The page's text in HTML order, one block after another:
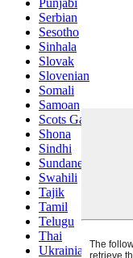
Serbian
Sesotho
Sinhala
Slovak
Slovenian
Somali
Samoan
Scots Gaelic
Shona
Sindhi
Sundanese
Swahili
Tajik
Tamil
Telugu
Thai
Ukrainian